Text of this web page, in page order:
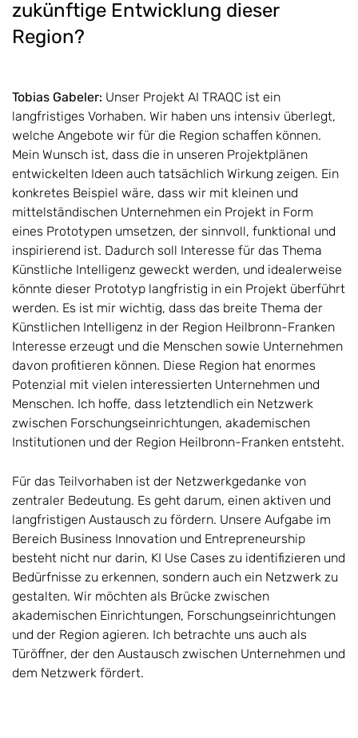
zukünftige Entwicklung dieser
Region?
Tobias Gabeler: Unser Projekt AI TRAQC ist ein
langfristiges Vorhaben. Wir haben uns intensiv überlegt,
welche Angebote wir für die Region schaffen können.
Mein Wunsch ist, dass die in unseren Projektplänen
entwickelten Ideen auch tatsächlich Wirkung zeigen. Ein
konkretes Beispiel wäre, dass wir mit kleinen und
mittelständischen Unternehmen ein Projekt in Form
eines Prototypen umsetzen, der sinnvoll, funktional und
inspirierend ist. Dadurch soll Interesse für das Thema
Künstliche Intelligenz geweckt werden, und idealerweise
könnte dieser Prototyp langfristig in ein Projekt überführt
werden. Es ist mir wichtig, dass das breite Thema der
Künstlichen Intelligenz in der Region Heilbronn-Franken
Interesse erzeugt und die Menschen sowie Unternehmen
davon profitieren können. Diese Region hat enormes
Potenzial mit vielen interessierten Unternehmen und
Menschen. Ich hoffe, dass letztendlich ein Netzwerk
zwischen Forschungseinrichtungen, akademischen
Institutionen und der Region Heilbronn-Franken entsteht.
Für das Teilvorhaben ist der Netzwerkgedanke von
zentraler Bedeutung. Es geht darum, einen aktiven und
langfristigen Austausch zu fördern. Unsere Aufgabe im
Bereich Business Innovation und Entrepreneurship
besteht nicht nur darin, KI Use Cases zu identifizieren und
Bedürfnisse zu erkennen, sondern auch ein Netzwerk zu
gestalten. Wir möchten als Brücke zwischen
akademischen Einrichtungen, Forschungseinrichtungen
und der Region agieren. Ich betrachte uns auch als
Türöffner, der den Austausch zwischen Unternehmen und
dem Netzwerk fördert.